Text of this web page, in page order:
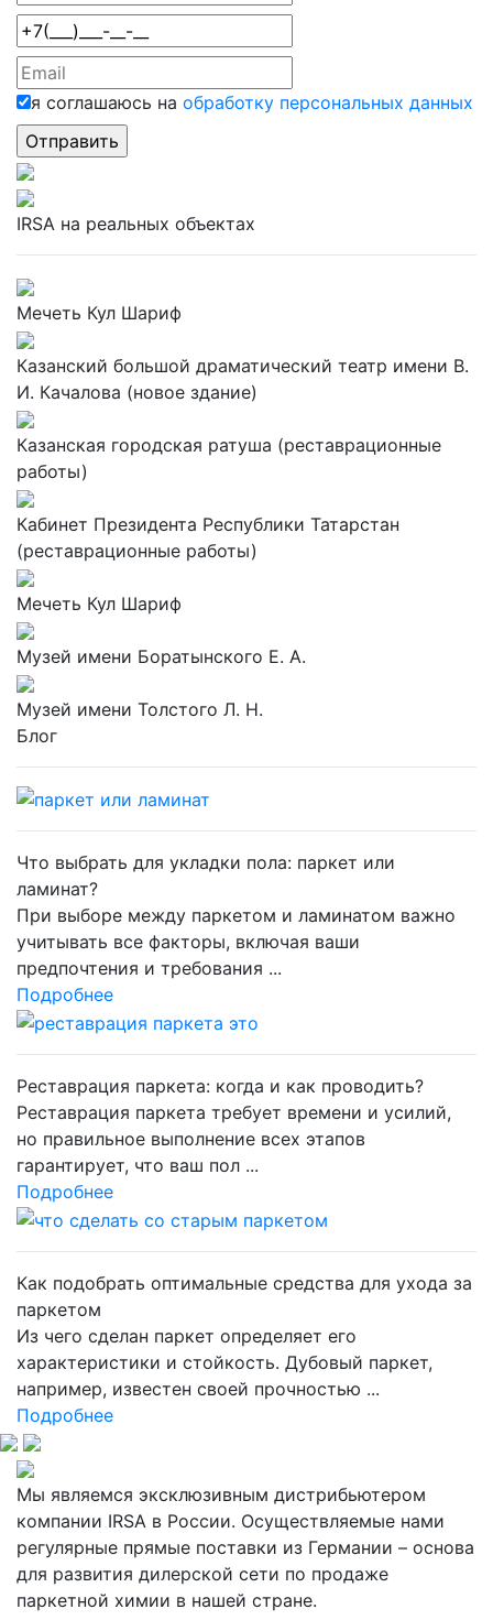
я соглашаюсь на обработку персональных данных
IRSA на реальных объектах
Мечеть Кул Шариф
Казанский большой драматический театр имени В.
И. Качалова (новое здание)
Казанская городская ратуша (реставрационные
работы)
Кабинет Президента Республики Татарстан
(реставрационные работы)
Мечеть Кул Шариф
Музей имени Боратынского Е. А.
Музей имени Толстого Л. Н.
Блог
Что выбрать для укладки пола: паркет или
ламинат?
При выборе между паркетом и ламинатом важно
учитывать все факторы, включая ваши
предпочтения и требования ...
Подробнее
Реставрация паркета: когда и как проводить?
Реставрация паркета требует времени и усилий,
но правильное выполнение всех этапов
гарантирует, что ваш пол ...
Подробнее
Как подобрать оптимальные средства для ухода за
паркетом
Из чего сделан паркет определяет его
характеристики и стойкость. Дубовый паркет,
например, известен своей прочностью ...
Подробнее
Мы являемся эксклюзивным дистрибьютером
компании IRSA в России. Осуществляемые нами
регулярные прямые поставки из Германии – основа
для развития дилерской сети по продаже
паркетной химии в нашей стране.